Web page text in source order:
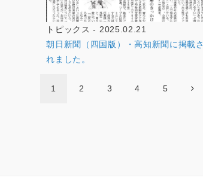
トピックス - 2025.02.21
朝日新聞（四国版）・高知新聞に掲載さ
れました。
1 2 3 4 5